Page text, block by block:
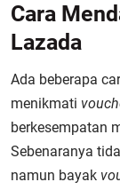
Cara
Lazada
Ada beberapa
menikmati
berkesempatan
Sebenaranya
namun bayak